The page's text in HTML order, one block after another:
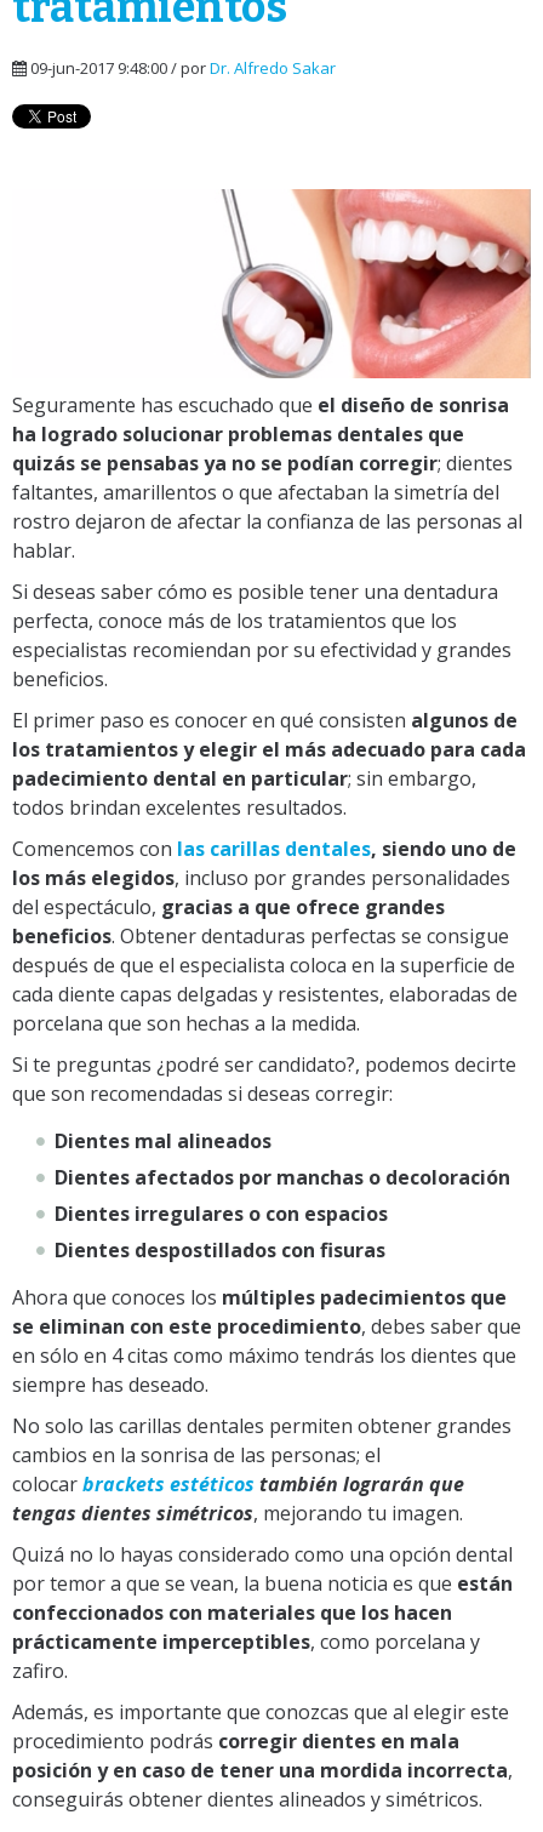
09-jun-2017 9:48:00 / porDr. Alfredo Sakar
Seguramente has escuchado que el diseño de sonrisa
ha logrado solucionar problemas dentales que
quizás se pensabas ya no se podían corregir; dientes
faltantes, amarillentos o que afectaban la simetría del
rostro dejaron de afectar la confianza de las personas al
hablar.
Si deseas saber cómo es posible tener una dentadura
perfecta, conoce más de los tratamientos que los
especialistas recomiendan por su efectividad y grandes
beneficios.
El primer paso es conocer en qué consisten algunos de
los tratamientos y elegir el más adecuado para cada
padecimiento dental en particular; sin embargo,
todos brindan excelentes resultados.
Comencemos con las carillas dentales, siendo uno de
los más elegidos, incluso por grandes personalidades
del espectáculo, gracias a que ofrece grandes
beneficios. Obtener dentaduras perfectas se consigue
después de que el especialista coloca en la superficie de
cada diente capas delgadas y resistentes, elaboradas de
porcelana que son hechas a la medida.
Si te preguntas ¿podré ser candidato?, podemos decirte
que son recomendadas si deseas corregir:
Dientes mal alineados
Dientes afectados por manchas o decoloración
Dientes irregulares o con espacios
Dientes despostillados con fisuras
Ahora que conoces los múltiples padecimientos que
se eliminan con este procedimiento, debes saber que
en sólo en 4 citas como máximo tendrás los dientes que
siempre has deseado.
No solo las carillas dentales permiten obtener grandes
cambios en la sonrisa de las personas; el
colocarbrackets estéticos también lograrán que
tengas dientes simétricos, mejorando tu imagen.
Quizá no lo hayas considerado como una opción dental
por temor a que se vean, la buena noticia es que están
confeccionados con materiales que los hacen
prácticamente imperceptibles, como porcelana y
zafiro.
Además, es importante que conozcas que al elegir este
procedimiento podrás corregir dientes en mala
posición y en caso de tener una mordida incorrecta,
conseguirás obtener dientes alineados y simétricos.